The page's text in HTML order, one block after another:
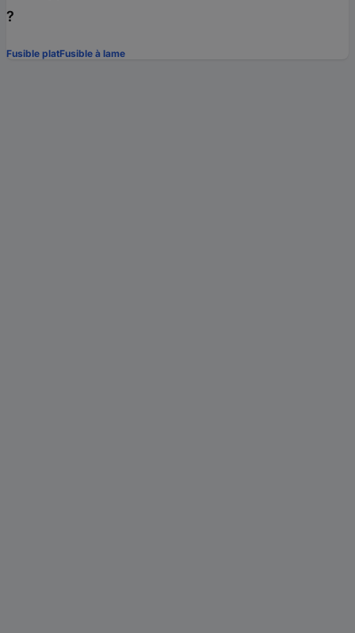
?
Fusible platFusible à lame